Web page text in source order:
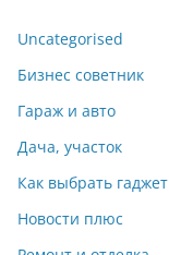
Uncategorised
Бизнес советник
Гараж и авто
Дача, участок
Как выбрать гаджет
Новости плюс